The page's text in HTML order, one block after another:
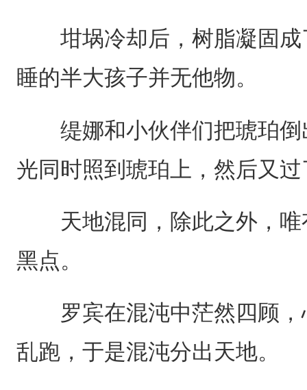
坩埚冷却后，树脂凝固成
睡的半大孩子并无他物。
缇娜和小伙伴们把琥珀倒
光同时照到琥珀上，然后又
天地混同，除此之外，唯
黑点。
罗宾在混沌中茫然四顾，
乱跑，于是混沌分出天地。